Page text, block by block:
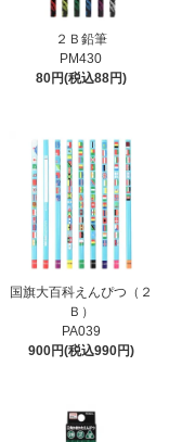
２Ｂ鉛筆
PM430
80円(税込88円)
国旗大百科えんぴつ（２
Ｂ）
PA039
900円(税込990円)